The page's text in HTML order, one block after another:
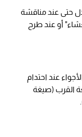
حتى عند مناقشة
أو عند طرح
عند احتدام
القرب (صيغة